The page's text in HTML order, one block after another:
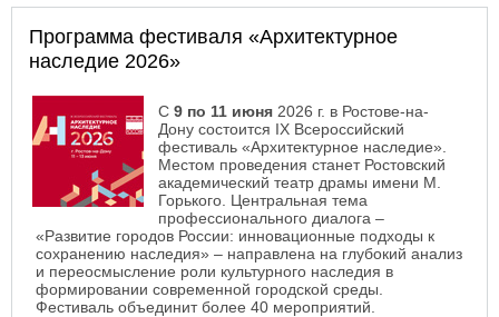
Программа фестиваля «Архитектурное
наследие 2026»
С 9 по 11 июня 2026 г. в Ростове-на-
Дону состоится IX Всероссийский
фестиваль «Архитектурное наследие».
Местом проведения станет Ростовский
академический театр драмы имени М.
Горького. Центральная тема
профессионального диалога –
«Развитие городов России: инновационные подходы к
сохранению наследия» – направлена на глубокий анализ
и переосмысление роли культурного наследия в
формировании современной городской среды.
Фестиваль объединит более 40 мероприятий.